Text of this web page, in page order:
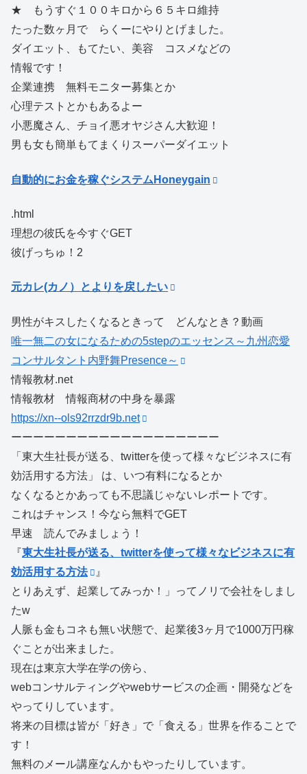
★ もうすぐ１００キロから６５キロ維持
たった数ヶ月で らくーにやりとげました。
ダイエット、もてたい、美容 コスメなどの
情報です！
企業連携 無料モニター募集とか
心理テストとかもあるよー
小悪魔さん、チョイ悪オヤジさん大歓迎！
男も女も簡単もてまくりスーパーダイエット
自動的にお金を稼ぐシステムHoneygain
.html
理想の彼氏を今すぐGET
彼げっちゅ！2
元カレ(カノ）とよりを戻したい
男性がキスしたくなるときって どんなとき？動画
唯一無二の女になるための5stepのエッセンス～九州恋愛
コンサルタント内野舞Presence～
情報教材.net
情報教材 情報商材の中身を暴露
https://xn--ols92rrzdr9b.net
ーーーーーーーーーーーーーーーーーーー
「東大生社長が送る、twitterを使って様々なビジネスに有
効活用する方法」 は、いつ有料になるとか
なくなるとかあっても不思議じゃないレポートです。
これはチャンス！今なら無料でGET
早速 読んでみましょう！
『東大生社長が送る、twitterを使って様々なビジネスに有
効活用する方法
』
とりあえず、起業してみっか！」ってノリで会社をしまし
たw
人脈も金もコネも無い状態で、起業後3ヶ月で1000万円稼
ぐことが出来ました。
現在は東京大学在学の傍ら、
webコンサルティングやwebサービスの企画・開発などを
やってりしています。
将来の目標は皆が「好き」で「食える」世界を作ることで
す！
無料のメール講座なんかもやったりしています。